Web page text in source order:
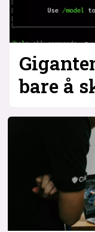
bare å